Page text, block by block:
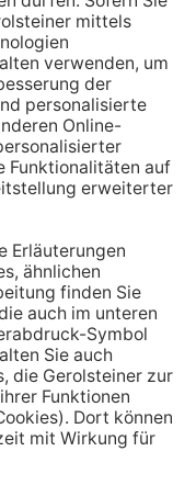
trinken. Stelle dir
direkt ans
sofort
Mahlzeit
mit einem Ereignis.
außerdem die
fördert
Sättigungsgefühl.
auf
Mineralwasser
deine Getränke mit
dir einfach